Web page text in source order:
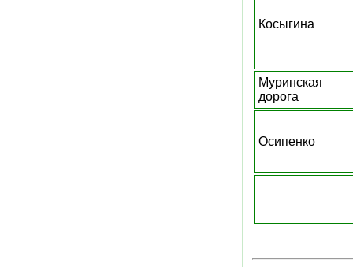
Косыгина
Муринская
дорога
Осипенко